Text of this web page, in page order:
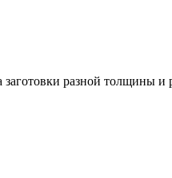
разной толщины и